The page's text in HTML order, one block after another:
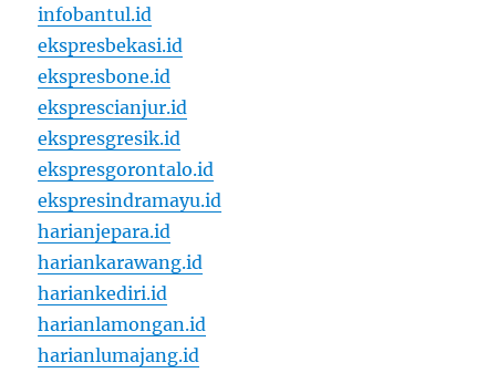
infobantul.id
ekspresbekasi.id
ekspresbone.id
eksprescianjur.id
ekspresgresik.id
ekspresgorontalo.id
ekspresindramayu.id
harianjepara.id
hariankarawang.id
hariankediri.id
harianlamongan.id
harianlumajang.id